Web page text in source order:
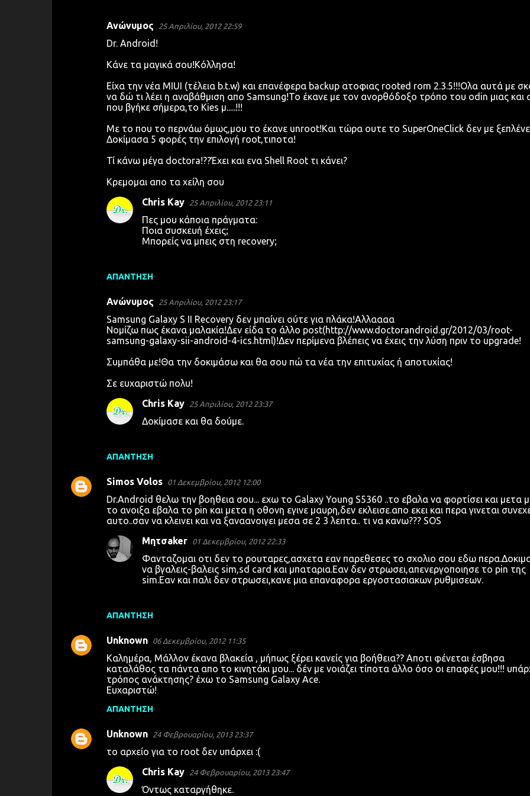
Ανώνυμος 25 Απριλίου, 2012 22:59
Dr. Android!
Κάνε τα μαγικά σου!Κόλλησα!
Είχα την νέα MIUI (τέλεια b.t.w) και επανέφερα backup ατοφιας rooted rom 2.3.5!!!Ολα αυτά με
να δώ τι λέει η αναβάθμιση απο Samsung!Το έκανε με τον ανορθόδοξο τρόπο του odin μιας και
που βγήκε σήμερα,το Kies μ.....!!!
Με το που το περνάω όμως,μου το έκανε unroot!Και τώρα ουτε το SuperOneClick δεν με
Δοκίμασα 5 φορές την επιλογή root,τιποτα!
Τί κάνω μέγα doctora!??Έχει και ενα Shell Root τι κάνει?
Κρεμομαι απο τα χείλη σου
ΑΠΆΝΤΗΣΗ
Chris Kay 25 Απριλίου, 2012 23:11
Πες μου κάποια πράγματα:
Ποια συσκευή έχεις;
Μπορείς να μπεις στη recovery;
Ανώνυμος 25 Απριλίου, 2012 23:17
Samsung Galaxy S II Recovery δεν μπαίνει ούτε για πλάκα!Αλλαααα
Νομίζω πως έκανα μαλακία!Δεν είδα το άλλο post(http://www.doctorandroid.gr/2012/03/root-
samsung-galaxy-sii-android-4-ics.html)!Δεν περίμενα βλέπεις να έχεις την λύση πριν το upgrade!
Συμπάθα με!Θα την δοκιμάσω και θα σου πώ τα νέα την επιτυχίας ή αποτυχίας!
Σε ευχαριστώ πολυ!
ΑΠΆΝΤΗΣΗ
Chris Kay 25 Απριλίου, 2012 23:37
Δοκίμασε και θα δούμε.
Simos Volos 01 Δεκεμβρίου, 2012 12:00
Dr.Android θελω την βοηθεια σου... εχω το Galaxy Young S5360 ..το εβαλα να φορτίσει και μετα
το ανοιξα εβαλα το pin και μετα η οθονη εγινε μαυρη,δεν εκλεισε.απο εκει και περα γινεται
αυτο..σαν να κλεινει και να ξαναανοιγει μεσα σε 2 3 λεπτα.. τι να κανω??? SOS
ΑΠΆΝΤΗΣΗ
Μητσaker 01 Δεκεμβρίου, 2012 22:33
Φανταζομαι οτι δεν το ρουταρες,ασχετα εαν παρεθεσες το σχολιο σου εδω
να βγαλεις-βαλεις sim,sd card και μπαταρια.Εαν δεν στρωσει,απενεργοποιησε το pin της
sim.Εαν και παλι δεν στρωσει,κανε μια επαναφορα εργοστασιακων ρυθμισεων.
Unknown 06 Δεκεμβρίου, 2012 11:35
Καλημέρα, Μάλλον έκανα βλακεία , μήπως ξέρει κανείς για βοήθεια?? Αποτι φένεται έσβησα
καταλάθος τα πάντα απο το κινητάκι μου... δέν με νοιάζει τίποτα άλλο όσο οι επαφές μου!!!
τρόπος ανάκτησης? έχω το Samsung Galaxy Ace.
Ευχαριστώ!
ΑΠΆΝΤΗΣΗ
Unknown 24 Φεβρουαρίου, 2013 23:37
το αρχείο για το root δεν υπάρχει :(
Chris Kay
24 Φεβρουαρίου, 2013 23:47
Όντως καταργήθηκε.